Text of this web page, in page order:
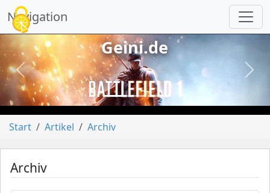
Navigation
vorheriges
Geini.de
Start Artikel Archiv
Archiv
Cookie-Einstellungen